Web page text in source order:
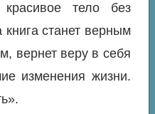
тело без
станет верным
вернет веру в себя
изменения жизни.